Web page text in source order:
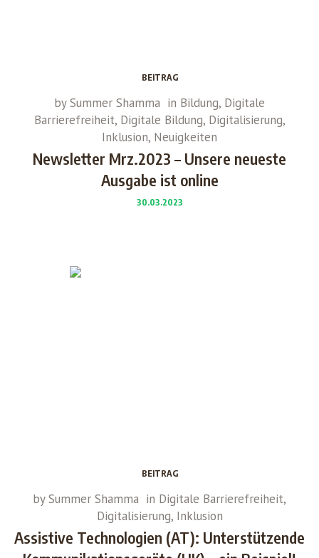
BEITRAG
bySummer Shamma in Bildung, Digitale
Barrierefreiheit, Digitale Bildung, Digitalisierung,
Inklusion, Neuigkeiten
Newsletter Mrz.2023 – Unsere neueste
Ausgabe ist online
30.03.2023
BEITRAG
bySummer Shamma in Digitale Barrierefreiheit,
Digitalisierung, Inklusion
Assistive Technologien (AT): Unterstützende